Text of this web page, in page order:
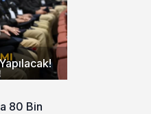
80 Bin